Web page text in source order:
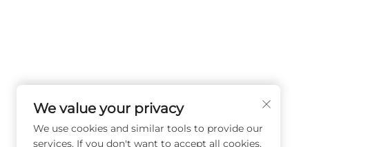
We value your privacy
We use cookies and similar tools to provide our
services. If you don't want to accept all cookies,